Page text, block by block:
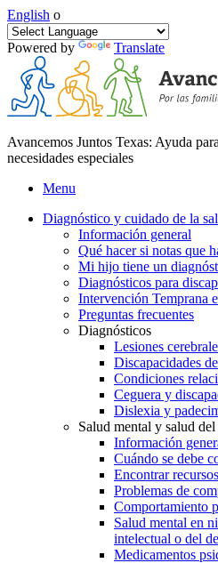
English o
Powered by Translate
Avancemos Juntos Texas: Ayuda
necesidades especiales
Menu
Diagnóstico y cuidado de la
Información general
Qué hacer si notas que
Mi hijo tiene un
Diagnósticos para
Intervención Temprana
Preguntas frecuentes
Diagnósticos
Lesiones
Discapacidades
Condiciones
Ceguera y
Dislexia y
Salud mental y salud
Información
Cuándo se debe
Encontrar recursos
Problemas de
Comportamiento
Salud mental en
intelectual o del
Medicamentos